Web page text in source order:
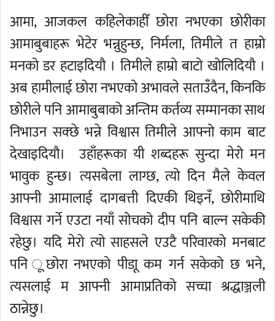
आमा, आजकल कहिलेकाहीँ छोरा नभएका छोरीका
आमाबुबाहरू भेटेर भन्नुहुन्छ, निर्मला, तिमीले त हाम्रो
मनको डर हटाइदियौ । तिमीले हाम्रो बाटो खोलिदियौ ।
अब हामीलाई छोरा नभएको अभावले सताउँदैन, किनकि
छोरीले पनि आमाबुबाको अन्तिम कर्तव्य सम्मानका साथ
निभाउन सक्छे भन्ने विश्वास तिमीले आफ्नो काम बाट
देखाइदियौ। उहाँहरूका यी शब्दहरू सुन्दा मेरो मन
भावुक हुन्छ। त्यसबेला लाग्छ, त्यो दिन मैले केवल
आफ्नी आमालाई दागबत्ती दिएकी थिइनँ, छोरीमाथि
विश्वास गर्ने एउटा नयाँ सोचको दीप पनि बाल्न सकेकी
रहेछु। यदि मेरो त्यो साहसले एउटै परिवारको मनबाट
पनि ूछोरा नभएको पीडाू कम गर्न सकेको छ भने,
त्यसलाई म आफ्नी आमाप्रतिको सच्चा श्रद्धाञ्जली
ठान्नेछु।